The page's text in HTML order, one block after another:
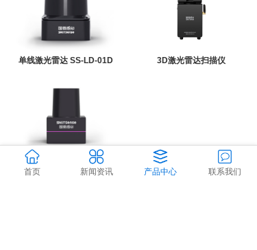
单线激光雷达 SS-LD-01D 3D激光雷达扫描仪
单线激光雷达 SS-LD-01A
首页 新闻资讯 产品中心 联系我们